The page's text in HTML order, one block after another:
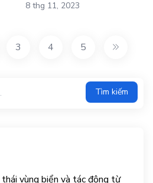
8 thg 11, 2023
3 4 5
Tìm kiếm
thái vùng biển và tác động từ